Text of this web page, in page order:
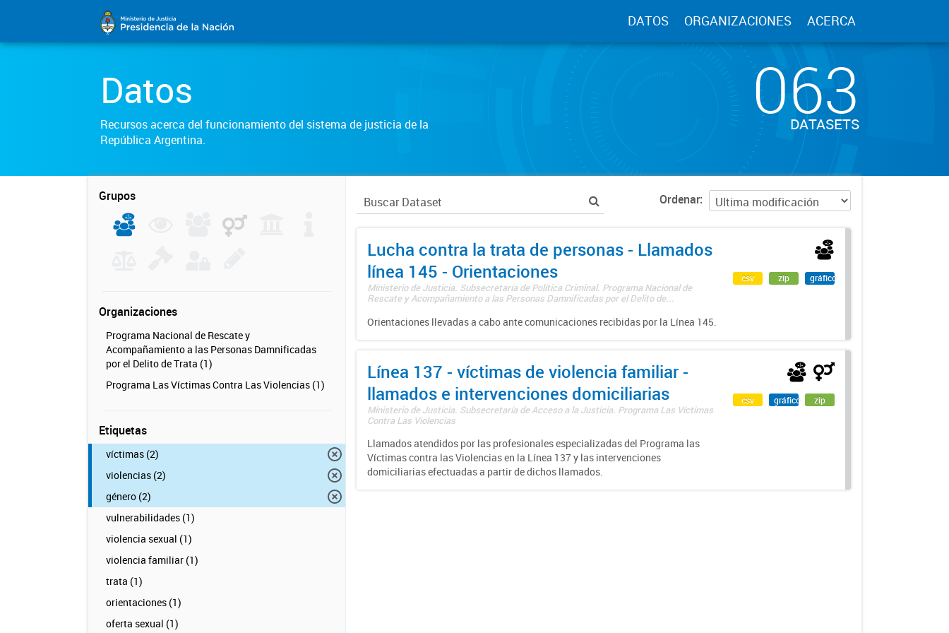
DATOS ORGANIZACIONES ACERCA
Datos
Recursos acerca del funcionamiento del sistema de justicia de la
República Argentina.
063
DATASETS
Grupos
Organizaciones
Programa Nacional de Rescate y
Acompañamiento a las Personas Damnificadas
por el Delito de Trata (1)
Programa Las Víctimas Contra Las Violencias (1)
Etiquetas
víctimas (2)
violencias (2)
género (2)
vulnerabilidades (1)
violencia sexual (1)
violencia familiar (1)
trata (1)
orientaciones (1)
oferta sexual (1)
Ordenar
Lucha contra la trata de personas - Llamados
línea 145 - Orientaciones
Ministerio de Justicia. Subsecretaría de Política Criminal. Programa Nacional de
Rescate y Acompañamiento a las Personas Damnificadas por el Delito de...
Orientaciones llevadas a cabo ante comunicaciones recibidas por la Línea 145.
csv zip gráfico
Línea 137 - víctimas de violencia familiar -
llamados e intervenciones domiciliarias
Ministerio de Justicia. Subsecretaría de Acceso a la Justicia. Programa Las Víctimas
Contra Las Violencias
Llamados atendidos por las profesionales especializadas del Programa las
Víctimas contra las Violencias en la Línea 137 y las intervenciones
domiciliarias efectuadas a partir de dichos llamados.
csv gráfico zip